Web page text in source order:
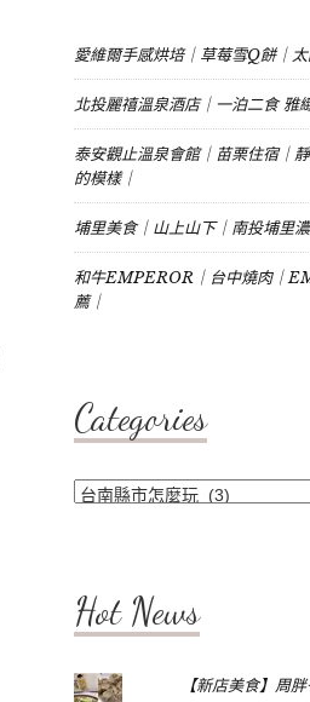
愛維爾手感烘培｜草莓雪Q餅｜
北投麗禧溫泉酒店｜一泊二食 雅
泰安觀止溫泉會館｜苗栗住宿｜
的模樣｜
埔里美食｜山上山下｜南投埔里
和牛EMPEROR｜台中燒肉｜
薦｜
Categories
Categories
Hot News
【新店美食】周